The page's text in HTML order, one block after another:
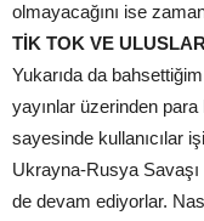
olmayacağını ise
TİK TOK VE
Yukarıda da
yayınlar üzerinden
sayesinde kullanıcılar
Ukrayna-Rusya
de devam ediyorlar.